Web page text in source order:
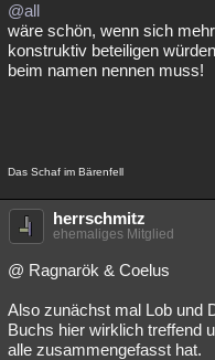
@all
wäre schön, wenn sich
konstruktiv beteiligen
beim namen nennen muss!
Das Schaf im Bärenfell
herrschmitz
ehemaliges Mitglied
@ Ragnarök & Coelus
Also zunächst mal Lob und
Buchs hier wirklich treffend
alle zusammengefasst hat.